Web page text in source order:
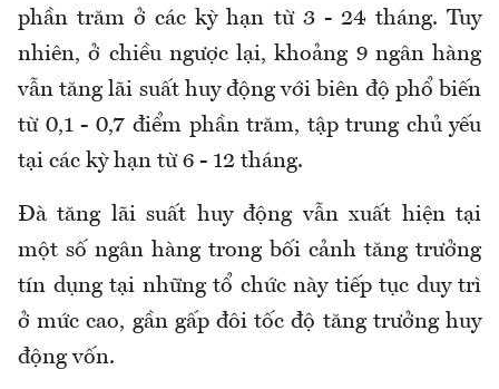
phần trăm ở các kỳ hạn từ 3 - 24 tháng. Tuy
nhiên, ở chiều ngược lại, khoảng 9 ngân hàng
vẫn tăng lãi suất huy động với biên độ phổ biến
từ 0,1 - 0,7 điểm phần trăm, tập trung chủ yếu
tại các kỳ hạn từ 6 - 12 tháng.
Đà tăng lãi suất huy động vẫn xuất hiện tại
một số ngân hàng trong bối cảnh tăng trưởng
tín dụng tại những tổ chức này tiếp tục duy trì
ở mức cao, gần gấp đôi tốc độ tăng trưởng huy
động vốn.